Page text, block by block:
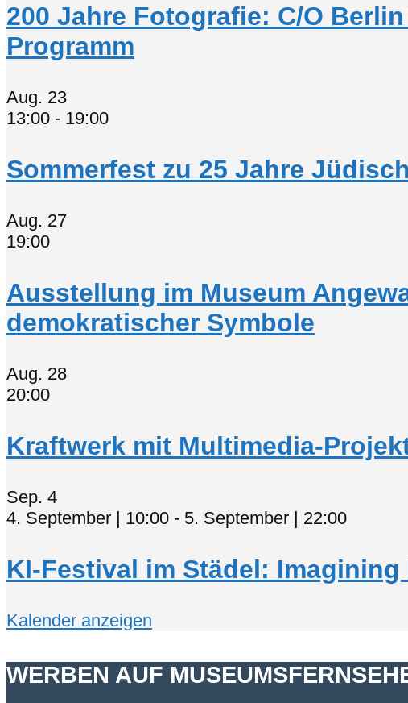
200 Jahre Fotografie: C/O
Programm
Aug. 23
13:00 - 19:00
Sommerfest zu 25 Jahre
Aug. 27
19:00
Ausstellung im Museum
demokratischer Symbole
Aug. 28
20:00
Kraftwerk mit Multimedia-
Sep. 4
4. September | 10:00 - 5. September | 22:00
KI-Festival im Städel:
Kalender anzeigen
WERBEN AUF